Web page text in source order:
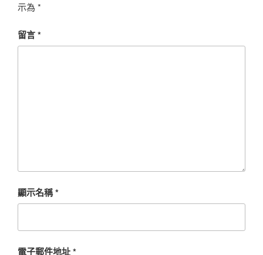
示為 *
留言*
顯示名稱*
電子郵件地址*